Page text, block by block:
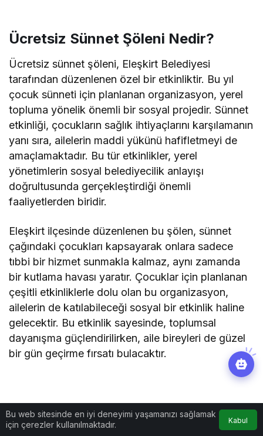
Ücretsiz Sünnet Şöleni Nedir?
Ücretsiz sünnet şöleni, Eleşkirt Belediyesi
tarafından düzenlenen özel bir etkinliktir. Bu yıl
çocuk sünneti için planlanan organizasyon, yerel
topluma yönelik önemli bir sosyal projedir. Sünnet
etkinliği, çocukların sağlık ihtiyaçlarını karşılamanın
yanı sıra, ailelerin maddi yükünü hafifletmeyi de
amaçlamaktadır. Bu tür etkinlikler, yerel
yönetimlerin sosyal belediyecilik anlayışı
doğrultusunda gerçekleştirdiği önemli
faaliyetlerden biridir.
Eleşkirt ilçesinde düzenlenen bu şölen, sünnet
çağındaki çocukları kapsayarak onlara sadece
tıbbi bir hizmet sunmakla kalmaz, aynı zamanda
bir kutlama havası yaratır. Çocuklar için planlanan
çeşitli etkinliklerle dolu olan bu organizasyon,
ailelerin de katılabileceği sosyal bir etkinlik haline
gelecektir. Bu etkinlik sayesinde, toplumsal
dayanışma güçlendirilirken, aile bireyleri de güzel
bir gün geçirme fırsatı bulacaktır.
Sıkça Sorulan Sorular
Bu web sitesinde en iyi deneyimi yaşamanızı sağlamak
için çerezler kullanılmaktadır.
Kabul